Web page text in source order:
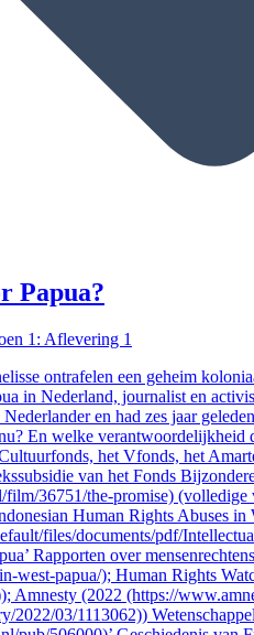
Papua?
1: Aflevering 1
ontrafelen een geheim
in Nederland, journalist en
en had zes jaar
En welke
het Vfonds, het
van het Fonds
36751/the-promise)
Human Rights Abuses in
files/documents/pdf/
Rapporten over
west-papua/); Human Rights
Amnesty (2022 (https://
2022/03/1113062))